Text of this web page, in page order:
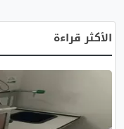
الأكثر قراءة